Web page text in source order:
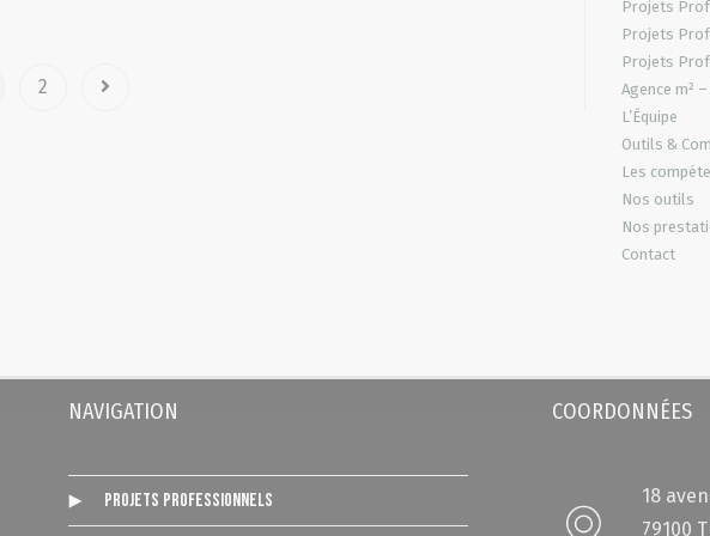
2
Projets
Projets
Projets
Agence m²
L’Équipe
Outils &
Les
Nos outils
Nos
Contact
NAVIGATION
Projets Professionnels
COORDONNÉES
18
79100